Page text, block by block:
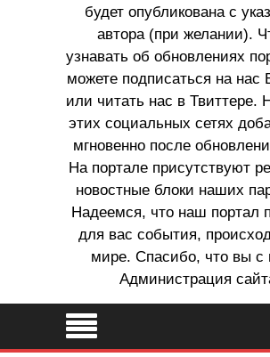
будет опубликована с
автора (при желании).
узнавать об обновлениях
можете подписаться на нас
или читать нас в Твиттере.
этих социальных сетях
мгновенно после
На портале присутствуют
новостные блоки наших
Надеемся, что наш портал
для вас события,
мире. Спасибо, что вы с
Администрация